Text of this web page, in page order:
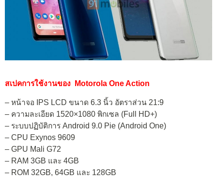
สเปคการใช้งานของ Motorola One Action
– หน้าจอ IPS LCD ขนาด 6.3 นิ้ว อัตราส่วน 21:9
– ความละเอียด 1520×1080 พิกเซล (Full HD+)
– ระบบปฏิบัติการ Android 9.0 Pie (Android One)
– CPU Exynos 9609
– GPU Mali G72
– RAM 3GB และ 4GB
– ROM 32GB, 64GB และ 128GB